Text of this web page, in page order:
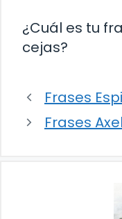
¿Cuál es tu
cejas?
Frases
Frases